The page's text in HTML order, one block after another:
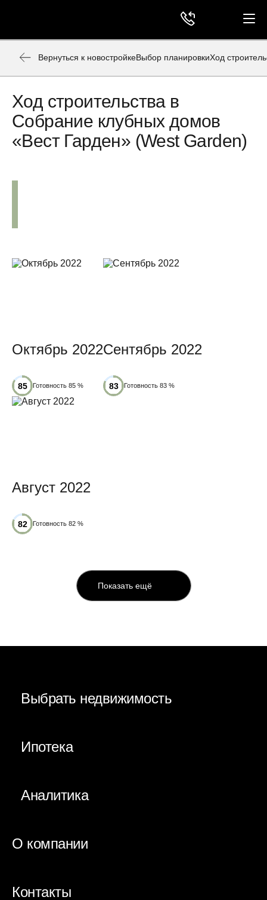
Вернуться к новостройкеВыбор планировкиХод
Ход строительства в
Собрание клубных домов
«Вест Гарден» (West Garden)
Октябрь 2022
Готовность 85 %
Сентябрь 2022
Готовность 83 %
Август 2022
Готовность 82 %
Показать ещё
Выбрать недвижимость
Ипотека
Аналитика
О компании
Контакты